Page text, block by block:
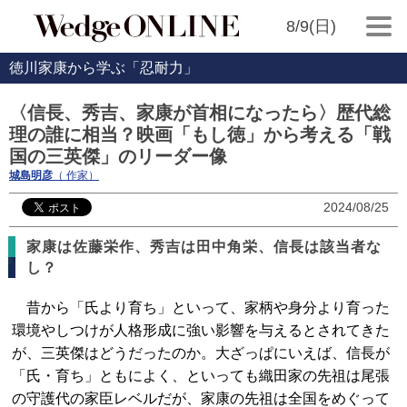
8/9(日)
徳川家康から学ぶ「忍耐力」
〈信長、秀吉、家康が首相になったら〉歴代総
理の誰に相当？映画「もし徳」から考える「戦
国の三英傑」のリーダー像
城島明彦 （ 作家）
2024/08/25
家康は佐藤栄作、秀吉は田中角栄、信長は該当者な
し？
昔から「氏より育ち」といって、家柄や身分より育った
環境やしつけが人格形成に強い影響を与えるとされてきた
が、三英傑はどうだったのか。大ざっぱにいえば、信長が
「氏・育ち」ともによく、といっても織田家の先祖は尾張
の守護代の家臣レベルだが、家康の先祖は全国をめぐって